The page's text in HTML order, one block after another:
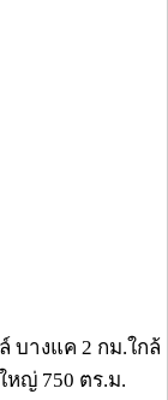
บางแค 2 กม.ใกล้
หญ่ 750 ตร.ม.